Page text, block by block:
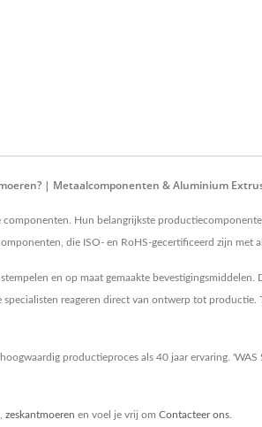
| Metaalcomponenten & Aluminium
Hun belangrijkste
die ISO- en RoHS-gecertificeerd zijn met
en op maat gemaakte
reageren direct van ontwerp tot
productieproces als 40 jaar ervaring.
zeskantmoeren en voel je vrij om Contacteer ons